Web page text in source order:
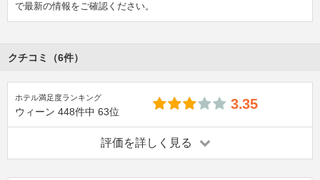
で最新の情報をご確認ください。
クチコミ（6件）
ホテル満足度ランキング
ウィーン 448件中 63位 3.35
評価を詳しく見る